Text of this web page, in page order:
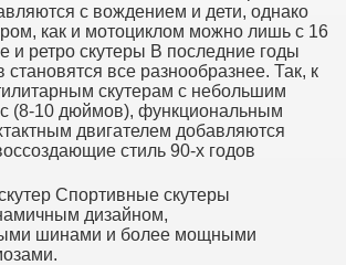
с вождением и дети, однако
как и мотоциклом можно лишь с 16
и ретро скутеры В последние годы
становятся все разнообразнее. Так, к
скутерам с небольшим
(8-10 дюймов), функциональным
двигателем добавляются
стиль 90-х годов
Спортивные скутеры
дизайном,
шинами и более мощными